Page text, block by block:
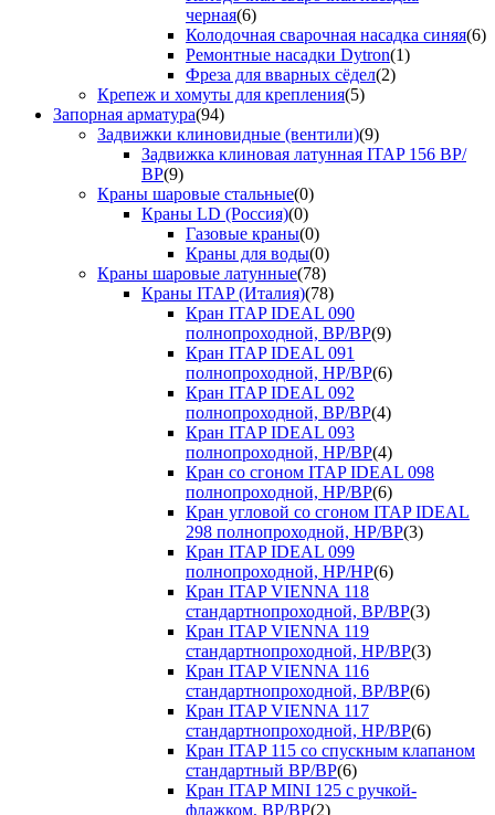
черная(6)
Колодочная сварочная насадка синяя(6)
Ремонтные насадки Dytron(1)
Фреза для вварных сёдел(2)
Крепеж и хомуты для крепления(5)
Запорная арматура(94)
Задвижки клиновидные (вентили)(9)
Задвижка клиновая латунная ITAP 156 ВР/
ВР(9)
Краны шаровые стальные(0)
Краны LD (Россия)(0)
Газовые краны(0)
Краны для воды(0)
Краны шаровые латунные(78)
Краны ITAP (Италия)(78)
Кран ITAP IDEAL 090
полнопроходной, ВР/ВР(9)
Кран ITAP IDEAL 091
полнопроходной, НР/ВР(6)
Кран ITAP IDEAL 092
полнопроходной, ВР/ВР(4)
Кран ITAP IDEAL 093
полнопроходной, НР/ВР(4)
Кран со сгоном ITAP IDEAL 098
полнопроходной, НР/ВР(6)
Кран угловой со сгоном ITAP IDEAL
298 полнопроходной, НР/ВР(3)
Кран ITAP IDEAL 099
полнопроходной, НР/НР(6)
Кран ITAP VIENNA 118
стандартнопроходной, ВР/ВР(3)
Кран ITAP VIENNA 119
стандартнопроходной, НР/ВР(3)
Кран ITAP VIENNA 116
стандартнопроходной, ВР/ВР(6)
Кран ITAP VIENNA 117
стандартнопроходной, НР/ВР(6)
Кран ITAP 115 со спускным клапаном
стандартный ВР/ВР(6)
Кран ITAP MINI 125 с ручкой-
флажком, ВР/ВР(2)